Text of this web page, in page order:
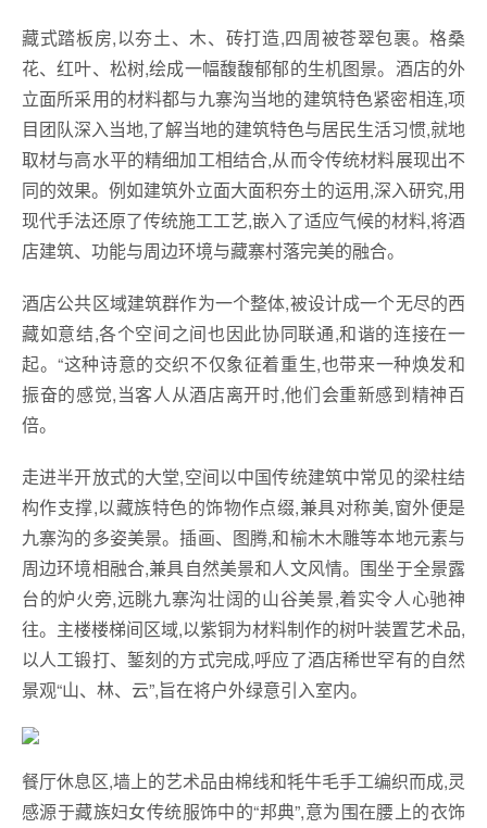
藏式踏板房,以夯土、木、砖打造,四周被苍翠包裹。格桑
花、红叶、松树,绘成一幅馥馥郁郁的生机图景。酒店的外
立面所采用的材料都与九寨沟当地的建筑特色紧密相连,项
目团队深入当地,了解当地的建筑特色与居民生活习惯,就地
取材与高水平的精细加工相结合,从而令传统材料展现出不
同的效果。例如建筑外立面大面积夯土的运用,深入研究,用
现代手法还原了传统施工工艺,嵌入了适应气候的材料,将酒
店建筑、功能与周边环境与藏寨村落完美的融合。
酒店公共区域建筑群作为一个整体,被设计成一个无尽的西
藏如意结,各个空间之间也因此协同联通,和谐的连接在一
起。“这种诗意的交织不仅象征着重生,也带来一种焕发和
振奋的感觉,当客人从酒店离开时,他们会重新感到精神百
倍。
走进半开放式的大堂,空间以中国传统建筑中常见的梁柱结
构作支撑,以藏族特色的饰物作点缀,兼具对称美,窗外便是
九寨沟的多姿美景。插画、图腾,和榆木木雕等本地元素与
周边环境相融合,兼具自然美景和人文风情。围坐于全景露
台的炉火旁,远眺九寨沟壮阔的山谷美景,着实令人心驰神
往。主楼楼梯间区域,以紫铜为材料制作的树叶装置艺术品,
以人工锻打、錾刻的方式完成,呼应了酒店稀世罕有的自然
景观“山、林、云”,旨在将户外绿意引入室内。
餐厅休息区,墙上的艺术品由棉线和牦牛毛手工编织而成,灵
感源于藏族妇女传统服饰中的“邦典”,意为围在腰上的衣饰